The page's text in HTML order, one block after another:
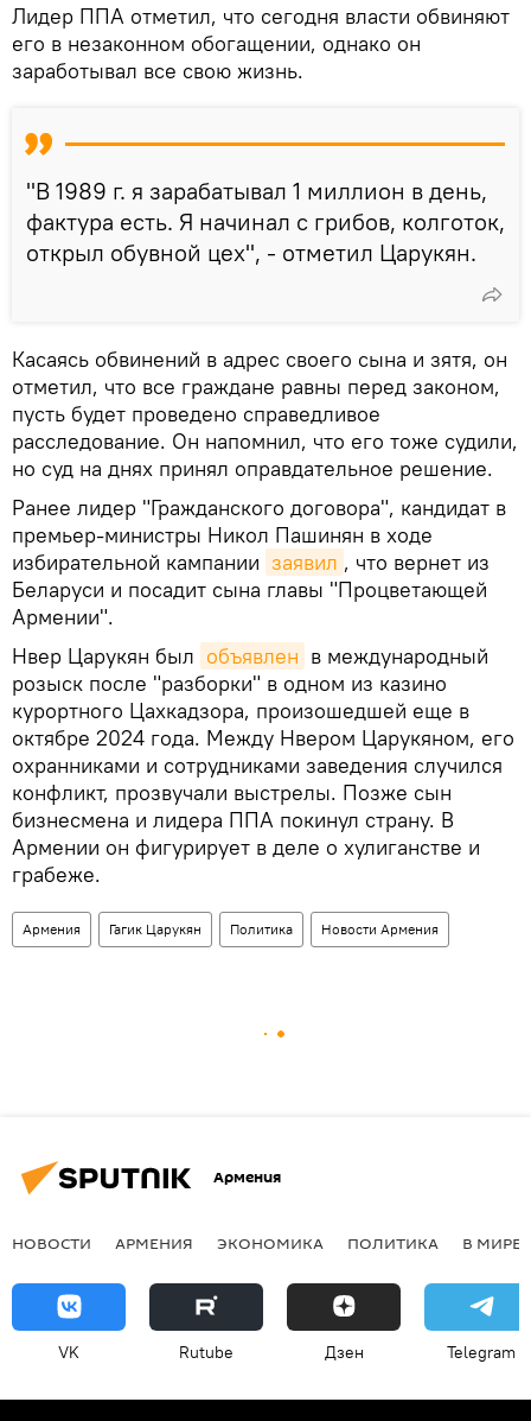
Лидер ППА отметил, что сегодня власти обвиняют
его в незаконном обогащении, однако он
заработывал все свою жизнь.
"В 1989 г. я зарабатывал 1 миллион в день,
фактура есть. Я начинал с грибов, колготок,
открыл обувной цех", - отметил Царукян.
Касаясь обвинений в адрес своего сына и зятя, он
отметил, что все граждане равны перед законом,
пусть будет проведено справедливое
расследование. Он напомнил, что его тоже судили,
но суд на днях принял оправдательное решение.
Ранее лидер "Гражданского договора", кандидат в
премьер-министры Никол Пашинян в ходе
избирательной кампании заявил , что вернет из
Беларуси и посадит сына главы "Процветающей
Армении".
Нвер Царукян был объявлен в международный
розыск после "разборки" в одном из казино
курортного Цахкадзора, произошедшей еще в
октябре 2024 года. Между Нвером Царукяном, его
охранниками и сотрудниками заведения случился
конфликт, прозвучали выстрелы. Позже сын
бизнесмена и лидера ППА покинул страну. В
Армении он фигурирует в деле о хулиганстве и
грабеже.
Армения Гагик Царукян Политика Новости Армения
Армения
НОВОСТИ АРМЕНИЯ ЭКОНОМИКА ПОЛИТИКА В МИРЕ
VK Rutube Дзен Telegram